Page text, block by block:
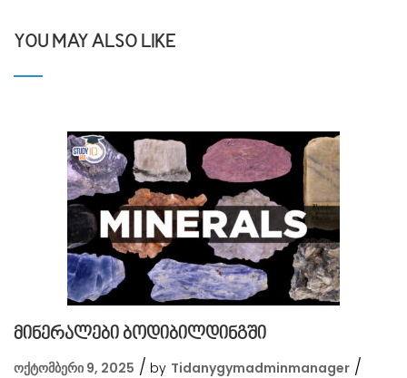
YOU MAY ALSO LIKE
მინერალები ბოდიბილდინგში
ოქტომბერი 9, 2025
by Tidanygymadminmanager